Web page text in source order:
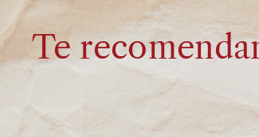
Te